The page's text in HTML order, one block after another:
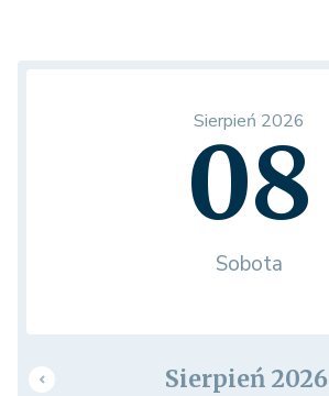
Sierpień 2026
08
Sobota
Sierpień 2026